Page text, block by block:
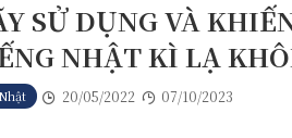
SỬ DỤNG VÀ
NHẬT KÌ LẠ
20/05/2022 07/10/2023